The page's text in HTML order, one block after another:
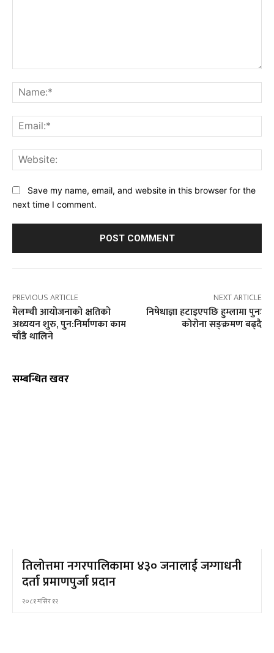
Save my name, email, and website in this browser for the
next time I comment.
PREVIOUS ARTICLE
मेलम्ची आयोजनाको क्षतिको
अध्ययन शुरु, पुन:निर्माणका काम
चाँडै थालिने
NEXT ARTICLE
निषेधाज्ञा हटाइएपछि हुम्लामा पुनः
कोरोना सङ्क्रमण बढ्दै
सम्बन्धित खवर
तिलोत्तमा नगरपालिकामा ४३० जनालाई जग्गाधनी
दर्ता प्रमाणपुर्जा प्रदान
२०८१ मंसिर १२